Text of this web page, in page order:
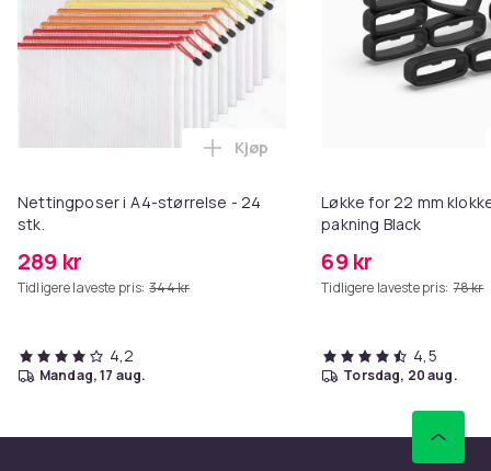
Nettingposer i A4-størrelse - 24
stk.
289 kr
Tidligere laveste pris: 344 kr
Legg Nettingposer i A4-
Kjøp
4,2
mandag, 17 aug.
Løkke for 22 mm
pakning Black
69 kr
Tidligere laveste pris: 78 kr
4,5
torsdag, 20 aug.